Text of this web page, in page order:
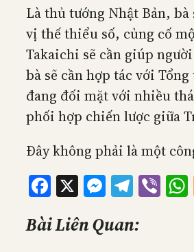
Là thủ tướng Nhật Bản,
vị thế thiểu số, củng cố
Takaichi sẽ cần giúp
bà sẽ cần hợp tác với
đang đối mặt với nhiều
phối hợp chiến lược giữa
Đây không phải là một
Facebook
X
Bài Liên Quan: